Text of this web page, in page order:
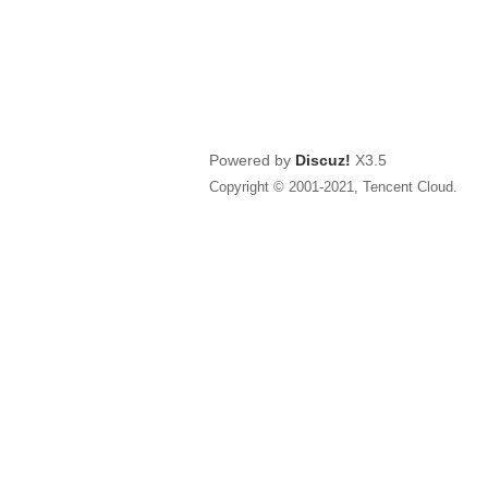
Powered by Discuz! X3.5
Copyright © 2001-2021, Tencent Cloud.